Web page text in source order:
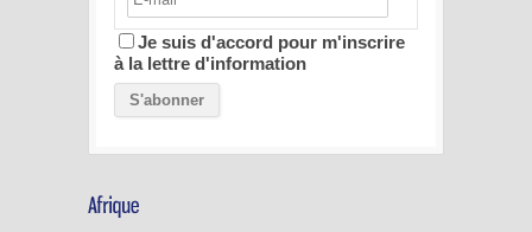
Je suis d'accord pour m'inscrire
à la lettre d'information